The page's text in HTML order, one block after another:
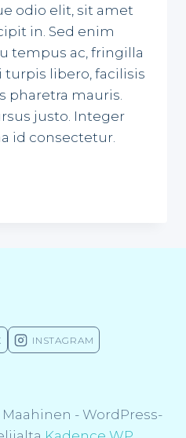
odio elit, sit amet
in. Sed enim
tempus ac, fringilla
turpis libero, facilisis
pharetra mauris.
justo. Integer
id consectetur.
INSTAGRAM
- WordPress-